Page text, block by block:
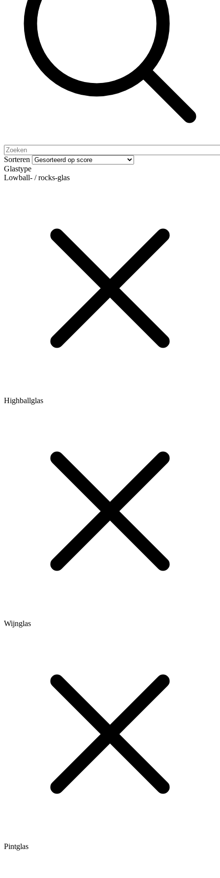
Sorteren
Glastype
Lowball- / rocks-glas
Highballglas
Wijnglas
Pintglas